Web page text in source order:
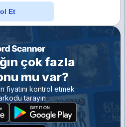
Et
çok fazla
mu var?
fiyatını kontrol etmek
tarayın